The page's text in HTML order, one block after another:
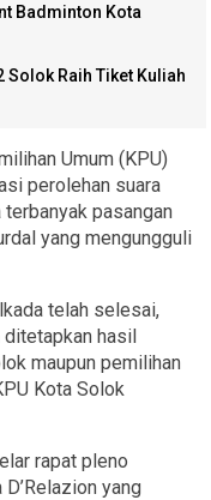
Badminton Kota
Solok Raih Tiket Kuliah
Umum (KPU)
perolehan suara
pasangan
yang mengungguli
telah selesai,
ditetapkan hasil
maupun pemilihan
Kota Solok
rapat pleno
yang